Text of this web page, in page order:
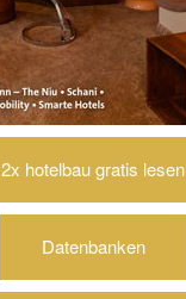
2x hotelbau gratis lesen
Datenbanken